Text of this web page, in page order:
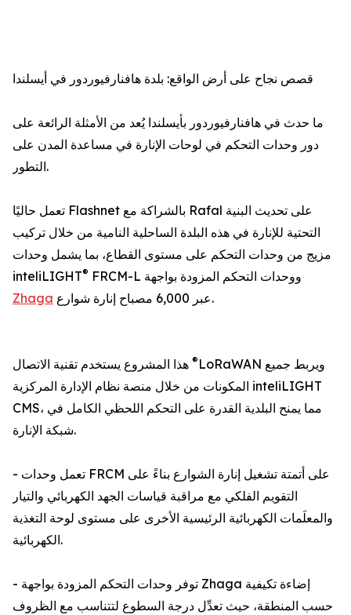
قصص نجاح على أرض الواقع: بلدة هافنارفيوردور في أيسلندا
ما حدث في هافنارفيوردور بأيسلندا يُعد من الأمثلة الرائعة على
دور وحدات التحكم في لوحات الإنارة في مساعدة المدن على
التطور.
تعمل حاليًا Flashnet بالشراكة مع Rafal على تحديث البنية
التحتية للإنارة في هذه البلدة الساحلية النامية من خلال تركيب
مزيج من وحدات التحكم على مستوى القطاع، بما يشمل وحدات
inteliLIGHT®
FRCM-L ووحدات التحكم المزودة بواجهة
Zhaga
عبر 6,000 مصباح إنارة شوارع.
® LoRaWAN ويربط جميع
المكونات من خلال منصة نظام الإدارة المركزية inteliLIGHT
CMS، مما يمنح البلدية القدرة على التحكم اللحظي الكامل في
شبكة الإنارة.
- تعمل وحدات FRCM على أتمتة تشغيل إنارة الشوارع بناءً على
التقويم الفلكي مع مراقبة قياسات الجهد الكهربائي والتيار
والمعلَمات الكهربائية الرئيسية الأخرى على مستوى لوحة التغذية
الكهربائية.
- توفر وحدات التحكم المزودة بواجهة Zhaga إضاءة تكيفية
حسب المنطقة، حيث تعدِّل درجة السطوع لتتناسب مع الظروف